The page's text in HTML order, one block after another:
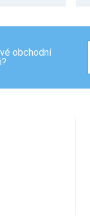
obchodní